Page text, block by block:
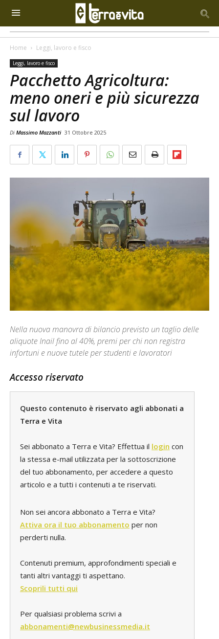
Home Leggi, lavoro e fisco
Leggi, lavoro e fisco
Pacchetto Agricoltura:
meno oneri e più sicurezza
sul lavoro
Di Massimo Mazzanti 31 Ottobre 2025
Nella nuova manovra di bilancio previsto un taglio delle
aliquote Inail fino al 40%, premi per chi non registra
infortuni e nuove tutele per studenti e lavoratori
Accesso riservato
Questo contenuto è riservato agli abbonati a
Terra e Vita
Sei abbonato a Terra e Vita? Effettua il login con
la stessa e-mail utilizzata per la sottoscrizione
del tuo abbonamento, per accedere a questo
articolo e a tutti i contenuti a te riservati.
Non sei ancora abbonato a Terra e Vita?
Attiva ora il tuo abbonamento per non
perderti nulla.
Contenuti premium, approfondimenti speciali e
tanti altri vantaggi ti aspettano.
Scoprili tutti qui
Per qualsiasi problema scrivi a
abbonamenti@newbusinessmedia.it